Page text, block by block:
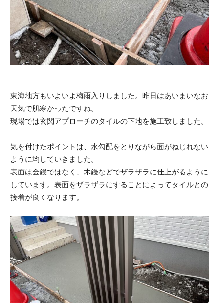
東海地方もいよいよ梅雨入りしました。 昨日はあいまいなお
天気で肌寒かったですね。
現場では玄関アプローチのタイルの下地を施工致しました。
気を付けたポイントは、水勾配をとりながら面がねじれない
ように均していきました。
表面は金鏝ではなく、木鏝などでザラザラに仕上がるように
しています。表面をザラザラにすることによってタイルとの
接着が良くなります。